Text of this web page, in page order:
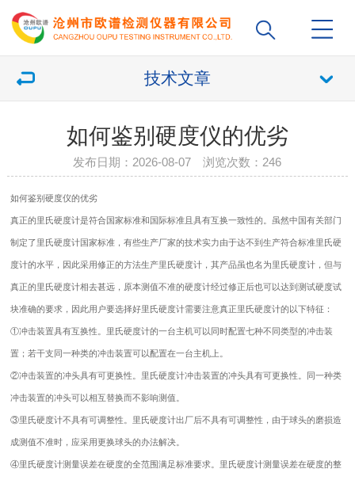
技术文章
如何鉴别硬度仪的优劣
发布日期：2026-08-07 浏览次数： 246
如何鉴别硬度仪的优劣
真正的里氏硬度计是符合国家标准和国际标准且具有互换一致性的。虽然中国有关部门
制定了里氏硬度计国家标准，有些生产厂家的技术实力由于达不到生产符合标准里氏硬
度计的水平，因此采用修正的方法生产里氏硬度计，其产品虽也名为里氏硬度计，但与
真正的里氏硬度计相去甚远，原本测值不准的硬度计经过修正后也可以达到测试硬度试
块准确的要求，因此用户要选择好里氏硬度计需要注意真正里氏硬度计的以下特征：
①冲击装置具有互换性。里氏硬度计的一台主机可以同时配置七种不同类型的冲击装
置；若干支同一种类的冲击装置可以配置在一台主机上。
②冲击装置的冲头具有可更换性。里氏硬度计冲击装置的冲头具有可更换性。同一种类
冲击装置的冲头可以相互替换而不影响测值。
③里氏硬度计不具有可调整性。里氏硬度计出厂后不具有可调整性，由于球头的磨损造
成测值不准时，应采用更换球头的办法解决。
④里氏硬度计测量误差在硬度的全范围满足标准要求。里氏硬度计测量误差在硬度的整